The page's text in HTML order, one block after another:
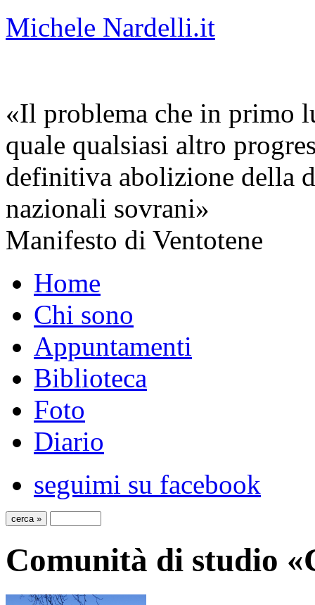
Michele Nardelli.it
«Il problema che in primo
quale qualsiasi altro
definitiva abolizione della
nazionali sovrani»
Manifesto di Ventotene
Home
Chi sono
Appuntamenti
Biblioteca
Foto
Diario
seguimi su facebook
Comunità di studio